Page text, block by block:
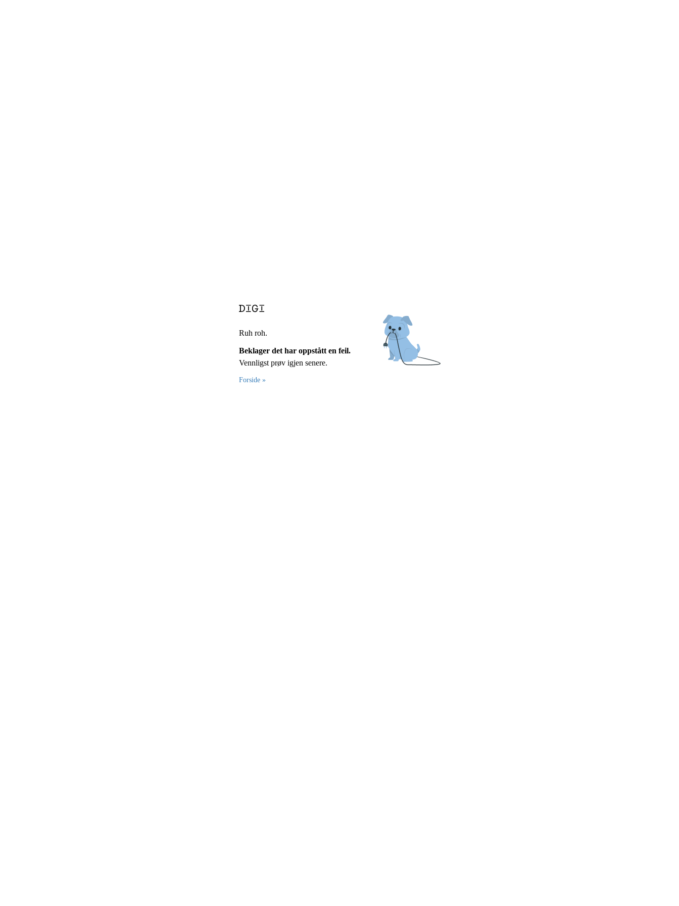
Ruh roh.
Beklager det har oppstått en feil.
Vennligst prøv igjen senere.
Forside »